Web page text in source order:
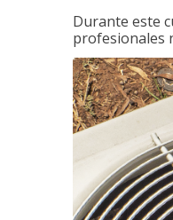
Durante este
profesionales